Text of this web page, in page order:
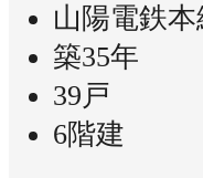
山陽電鉄
築35年
39戸
6階建